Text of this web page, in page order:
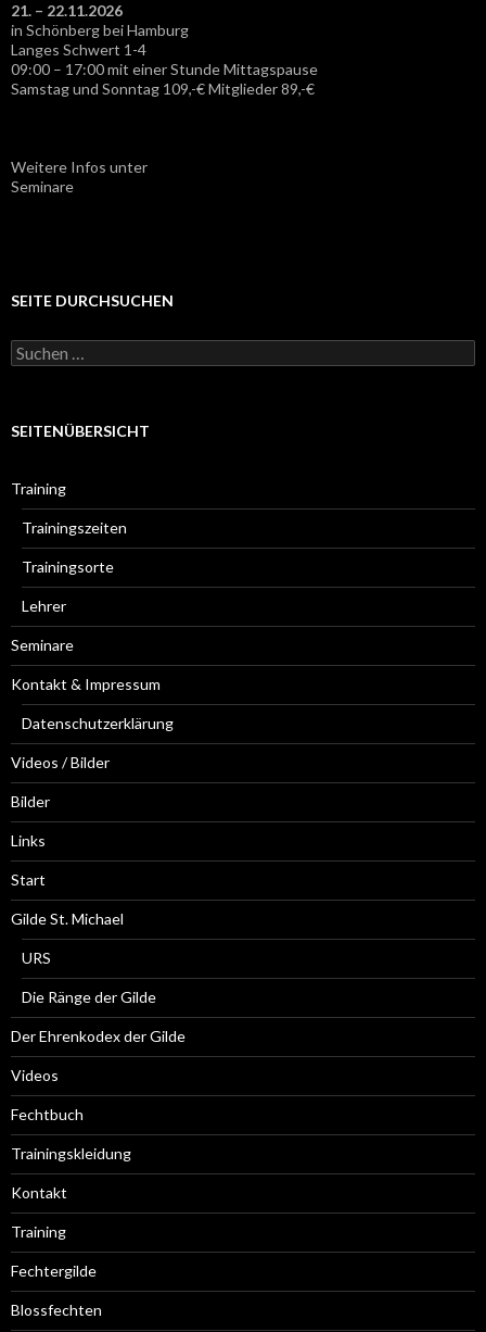
21. – 22.11.2026
in Schönberg bei Hamburg
Langes Schwert 1-4
09:00 – 17:00 mit einer Stunde Mittagspause
Samstag und Sonntag 109,-€ Mitglieder 89,-€
Weitere Infos unter
Seminare
SEITE DURCHSUCHEN
S
u
e
a
SEITENÜBERSICHT
Training
Trainingszeiten
Trainingsorte
Lehrer
Seminare
Kontakt & Impressum
Datenschutzerklärung
Videos / Bilder
Bilder
Links
Start
Gilde St. Michael
URS
Die Ränge der Gilde
Der Ehrenkodex der Gilde
Videos
Fechtbuch
Trainingskleidung
Kontakt
Training
Fechtergilde
Blossfechten